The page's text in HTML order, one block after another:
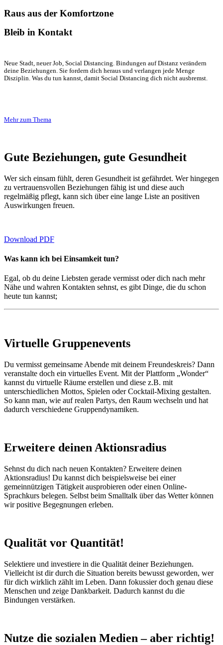
Raus aus der Komfortzone
Bleib in Kontakt
Neue Stadt, neuer Job, Social Distancing. Bindungen auf Distanz verändern
deine Beziehungen. Sie fordern dich heraus und verlangen jede Menge
Disziplin. Was du tun kannst, damit Social Distancing dich nicht ausbremst.
Mehr zum Thema
Gute Beziehungen, gute Gesundheit
Wer sich einsam fühlt, deren Gesundheit ist gefährdet. Wer hingegen
zu vertrauensvollen Beziehungen fähig ist und diese auch
regelmäßig pflegt, kann sich über eine lange Liste an positiven
Auswirkungen freuen.
Download PDF
Was kann ich bei Einsamkeit tun?
Egal, ob du deine Liebsten gerade vermisst oder dich nach mehr
Nähe und wahren Kontakten sehnst, es gibt Dinge, die du schon
heute tun kannst;
Virtuelle Gruppenevents
Du vermisst gemeinsame Abende mit deinem Freundeskreis? Dann
veranstalte doch ein virtuelles Event. Mit der Plattform „Wonder“
kannst du virtuelle Räume erstellen und diese z.B. mit
unterschiedlichen Mottos, Spielen oder Cocktail-Mixing gestalten.
So kann man, wie auf realen Partys, den Raum wechseln und hat
dadurch verschiedene Gruppendynamiken.
Erweitere deinen Aktionsradius
Sehnst du dich nach neuen Kontakten? Erweitere deinen
Aktionsradius! Du kannst dich beispielsweise bei einer
gemeinnützigen Tätigkeit ausprobieren oder einen Online-
Sprachkurs belegen. Selbst beim Smalltalk über das Wetter können
wir positive Begegnungen erleben.
Qualität vor Quantität!
Selektiere und investiere in die Qualität deiner Beziehungen.
Vielleicht ist dir durch die Situation bereits bewusst geworden, wer
für dich wirklich zählt im Leben. Dann fokussier doch genau diese
Menschen und zeige Dankbarkeit. Dadurch kannst du die
Bindungen verstärken.
Nutze die sozialen Medien – aber richtig!